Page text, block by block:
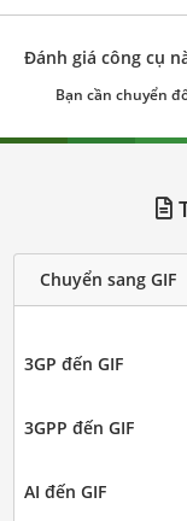
Đánh giá công cụ
Bạn cần chuyển
Chuyển sang GIF
3GP đến GIF
3GPP đến GIF
AI đến GIF